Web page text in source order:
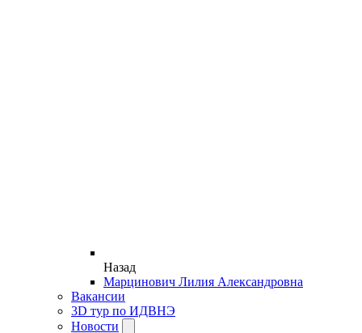
Назад
Марцинович Лилия Александровна
Вакансии
3D тур по ИДВНЭ
Новости